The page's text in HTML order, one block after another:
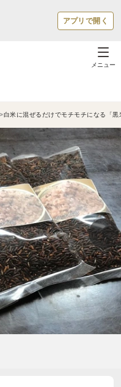
アプリで開く
メニュー
白米に混ぜるだけでモチモチになる「